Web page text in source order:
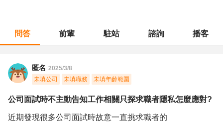
問答 前輩 駐站 諮詢 播客
匿名 2025/3/8
未填公司
未填職務 未填年齡範圍
公司面試時不主動告知工作相關只探求職者隱私怎麼應對?
近期發現很多公司面試時故意一直挑求職者的